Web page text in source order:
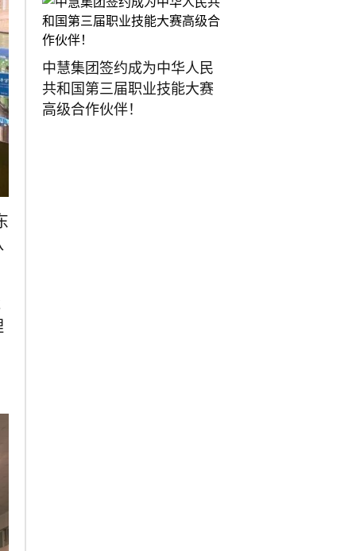
中慧集团签约成为中华人民
共和国第三届职业技能大赛
高级合作伙伴！